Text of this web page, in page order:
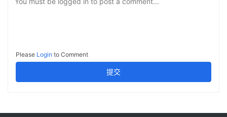
Please Login to Comment
提交